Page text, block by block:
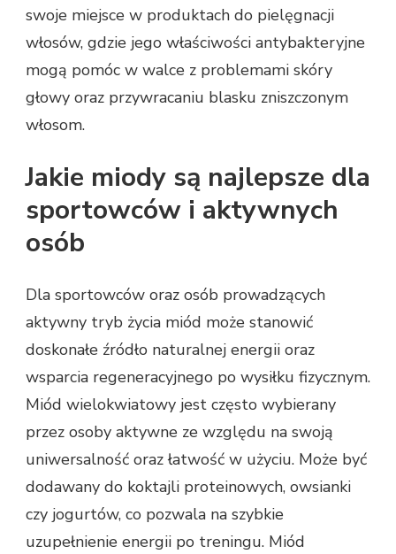
swoje miejsce w produktach do pielęgnacji
włosów, gdzie jego właściwości antybakteryjne
mogą pomóc w walce z problemami skóry
głowy oraz przywracaniu blasku zniszczonym
włosom.
Jakie miody są najlepsze dla
sportowców i aktywnych
osób
Dla sportowców oraz osób prowadzących
aktywny tryb życia miód może stanowić
doskonałe źródło naturalnej energii oraz
wsparcia regeneracyjnego po wysiłku fizycznym.
Miód wielokwiatowy jest często wybierany
przez osoby aktywne ze względu na swoją
uniwersalność oraz łatwość w użyciu. Może być
dodawany do koktajli proteinowych, owsianki
czy jogurtów, co pozwala na szybkie
uzupełnienie energii po treningu. Miód